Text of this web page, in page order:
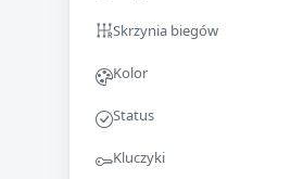
Skrzynia biegów
Kolor
Status
Kluczyki